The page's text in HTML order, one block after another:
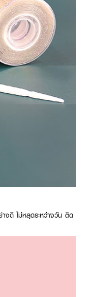
งดี ไม่หลุดระหว่างวัน ติด